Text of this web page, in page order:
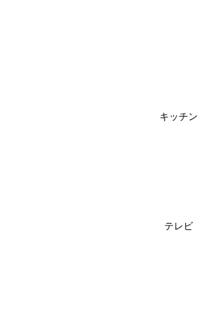
キッチン
テレビ